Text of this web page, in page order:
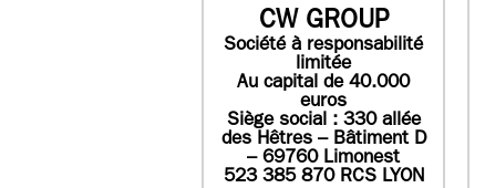
CW GROUP
Société à responsabilité
limitée
Au capital de 40.000
euros
Siège social : 330 allée
des Hêtres – Bâtiment D
– 69760 Limonest
523 385 870 RCS LYON